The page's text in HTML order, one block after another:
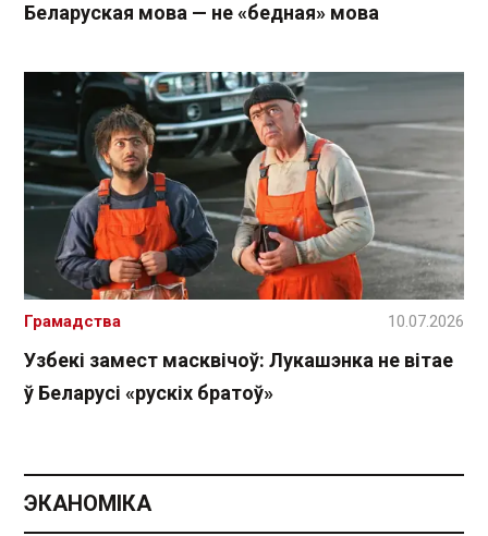
Беларуская мова — не «бедная» мова
Узбекі замест масквічоў: Лукашэнка не вітае
ў Беларусі «рускіх братоў»
Грамадства 10.07.2026
ЭКАНОМІКА